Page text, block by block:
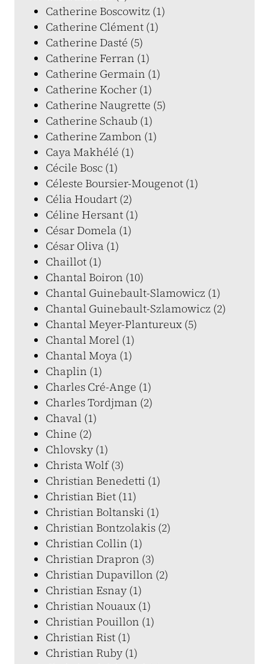
Catherine Boscowitz (1)
Catherine Clément (1)
Catherine Dasté (5)
Catherine Ferran (1)
Catherine Germain (1)
Catherine Kocher (1)
Catherine Naugrette (5)
Catherine Schaub (1)
Catherine Zambon (1)
Caya Makhélé (1)
Cécile Bosc (1)
Céleste Boursier-Mougenot (1)
Célia Houdart (2)
Céline Hersant (1)
César Domela (1)
César Oliva (1)
Chaillot (1)
Chantal Boiron (10)
Chantal Guinebault-Slamowicz (1)
Chantal Guinebault-Szlamowicz (2)
Chantal Meyer-Plantureux (5)
Chantal Morel (1)
Chantal Moya (1)
Chaplin (1)
Charles Cré-Ange (1)
Charles Tordjman (2)
Chaval (1)
Chine (2)
Chlovsky (1)
Christa Wolf (3)
Christian Benedetti (1)
Christian Biet (11)
Christian Boltanski (1)
Christian Bontzolakis (2)
Christian Collin (1)
Christian Drapron (3)
Christian Dupavillon (2)
Christian Esnay (1)
Christian Nouaux (1)
Christian Pouillon (1)
Christian Rist (1)
Christian Ruby (1)